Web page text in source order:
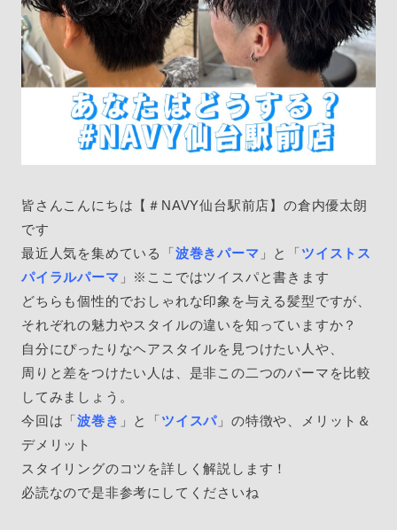
皆さんこんにちは【＃NAVY仙台駅前店】の倉内優太朗
です
最近人気を集めている「波巻きパーマ 」と「ツイストス
パイラルパーマ 」※ここではツイスパと書きます
どちらも個性的でおしゃれな印象を与える髪型ですが、
それぞれの魅力やスタイルの違いを知っていますか？
自分にぴったりなヘアスタイルを見つけたい人や、
周りと差をつけたい人は、是非この二つのパーマを比較
してみましょう。
今回は「波巻き 」と「ツイスパ 」の特徴や、メリット＆
デメリット
スタイリングのコツを詳しく解説します！
必読なので是非参考にしてくださいね